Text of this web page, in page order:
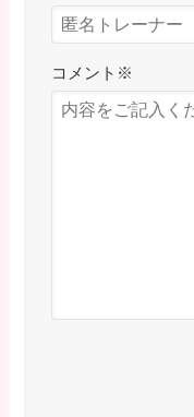
コメント ※